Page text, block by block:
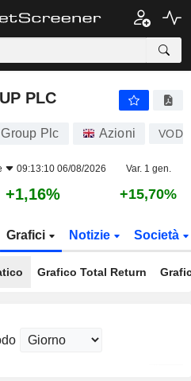
PLC
Plc Azioni VOD
09:13:10 06/08/2026 Var. 1 gen.
+1,16% +15,70%
Grafici Notizie Società
Grafico Total Return